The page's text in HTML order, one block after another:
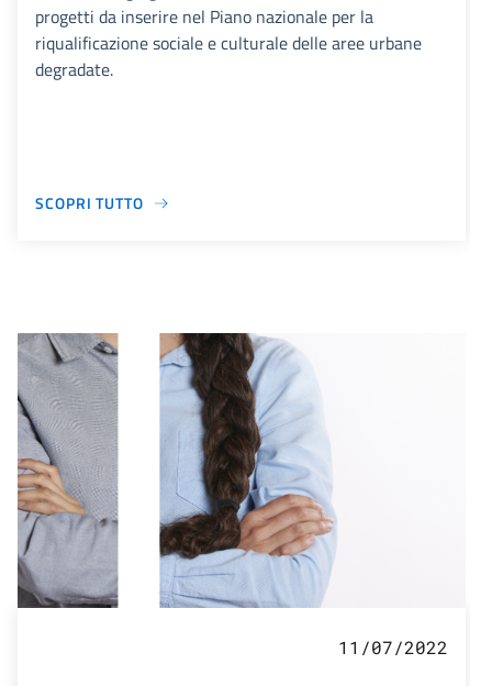
progetti da inserire nel Piano nazionale per la
riqualificazione sociale e culturale delle aree urbane
degradate.
SCOPRI TUTTO
11/07/2022